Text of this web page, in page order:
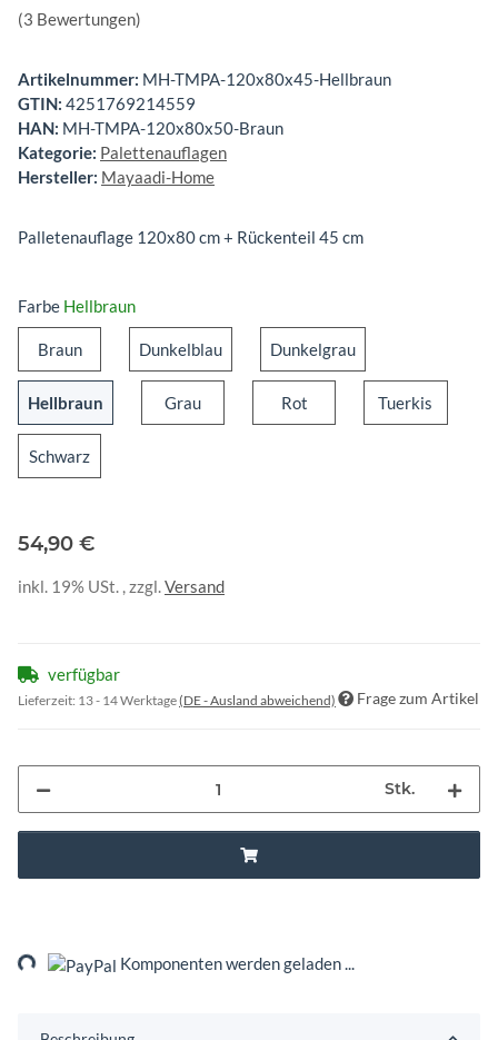
(3 Bewertungen)
Artikelnummer: MH-TMPA-120x80x45-Hellbraun
GTIN: 4251769214559
HAN: MH-TMPA-120x80x50-Braun
Kategorie: Palettenauflagen
Hersteller: Mayaadi-Home
Palletenauflage 120x80 cm + Rückenteil 45 cm
Farbe Hellbraun
BraunBraun DunkelblauDunkelblauDunkelgrauDunkelgrau
Hellbraun HellbraunGrauGrau RotRot Tuerkis
SchwarzSchwarz
54,90 €
inkl. 19% USt. , zzgl.Versand
verfügbar
Lieferzeit: 13 - 14 Werktage(DE - Ausland abweichend) Frage zum Artikel
Stk.
Komponenten werden geladen ...